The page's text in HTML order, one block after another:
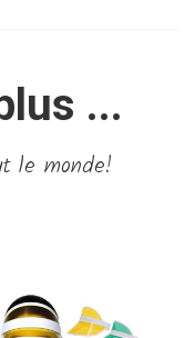
...
le monde!